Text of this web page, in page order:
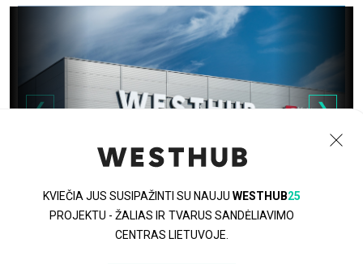
KVIEČIA JUS SUSIPAŽINTI SU NAUJUWESTHUB25
PROJEKTU - ŽALIAS IR TVARUS SANDĖLIAVIMO
CENTRAS LIETUVOJE.